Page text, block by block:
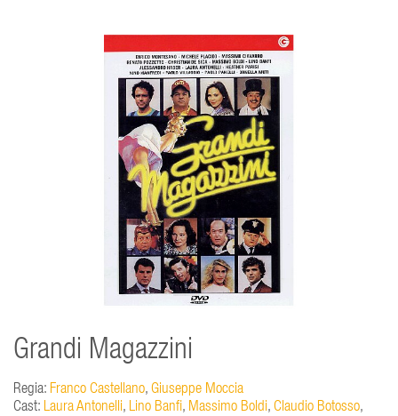
Grandi Magazzini
Regia: Franco Castellano, Giuseppe Moccia
Cast: Laura Antonelli, Lino Banfi, Massimo Boldi, Claudio Botosso,